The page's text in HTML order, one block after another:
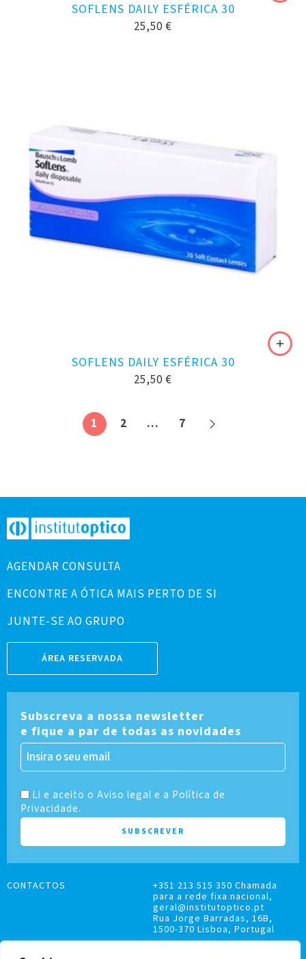
SOFLENS DAILY ESFÉRICA 30
25,50 €
SOFLENS DAILY ESFÉRICA 30
25,50 €
1 2 … 7
AGENDAR CONSULTA
ENCONTRE A ÓTICA MAIS PERTO DE SI
JUNTE-SE AO GRUPO
ÁREA RESERVADA
Subscreva a nossa newsletter
e fique a par de todas as novidades
Li e aceito o Aviso legal e a Política de
Privacidade.
CONTACTOS
+351 213 515 350 Chamada
para a rede fixa nacional,
geral@institutoptico.pt
Rua Jorge Barradas, 16B,
1500-370 Lisboa, Portugal